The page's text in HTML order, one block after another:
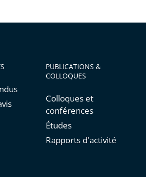
PUBLICATIONS &
COLLOQUES
Colloques et
conférences
Études
Rapports d'activité